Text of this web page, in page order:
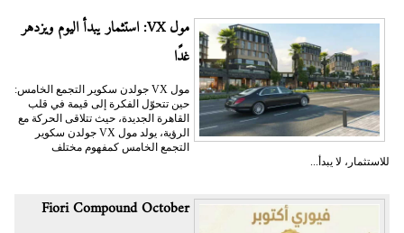
مول VX: استثمار يبدأ اليوم ويزدهر
غدًا
مول VX جولدن سكوير التجمع الخامس:
حين تتحوّل الفكرة إلى قيمة في قلب
القاهرة الجديدة، حيث تتلاقى الحركة مع
الرؤية، يولد مول VX جولدن سكوير
التجمع الخامس كمفهوم مختلف
للاستثمار، لا يبدأ...
Fiori Compound October